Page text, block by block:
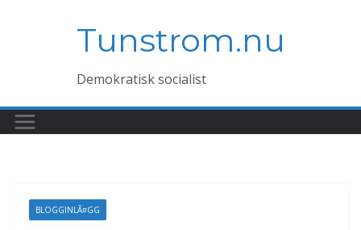
Tunstrom.nu
Demokratisk socialist
BLOGGINLÃ¤GG